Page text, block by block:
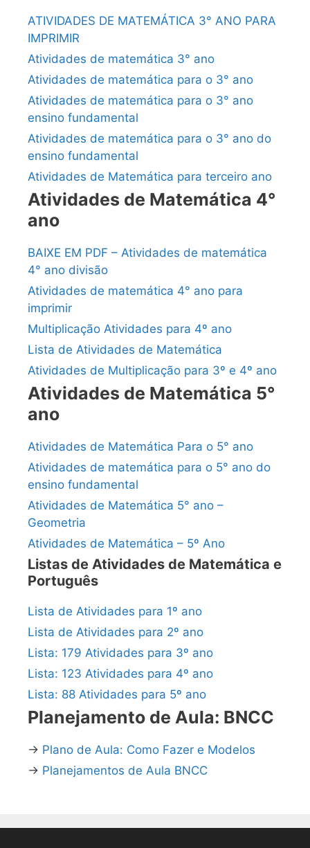
ATIVIDADES DE MATEMÁTICA 3° ANO PARA
IMPRIMIR
Atividades de matemática 3° ano
Atividades de matemática para o 3° ano
Atividades de matemática para o 3° ano
ensino fundamental
Atividades de matemática para o 3° ano do
ensino fundamental
Atividades de Matemática para terceiro ano
Atividades de Matemática 4°
ano
BAIXE EM PDF – Atividades de matemática
4° ano divisão
Atividades de matemática 4° ano para
imprimir
Multiplicação Atividades para 4º ano
Lista de Atividades de Matemática
Atividades de Multiplicação para 3º e 4º ano
Atividades de Matemática 5°
ano
Atividades de Matemática Para o 5° ano
Atividades de matemática para o 5° ano do
ensino fundamental
Atividades de Matemática 5° ano –
Geometria
Atividades de Matemática – 5º Ano
Listas de Atividades de Matemática e
Português
Lista de Atividades para 1º ano
Lista de Atividades para 2º ano
Lista: 179 Atividades para 3º ano
Lista: 123 Atividades para 4º ano
Lista: 88 Atividades para 5º ano
Planejamento de Aula: BNCC
→ Plano de Aula: Como Fazer e Modelos
→ Planejamentos de Aula BNCC